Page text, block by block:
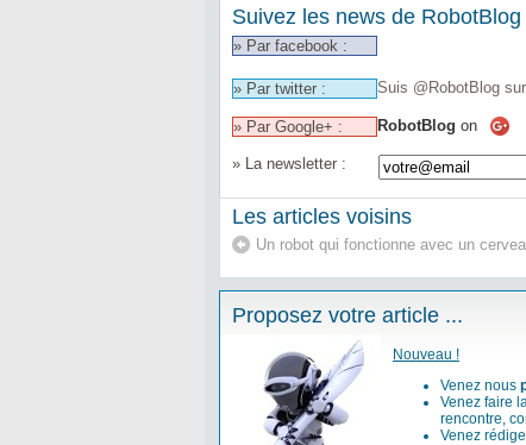
Suivez les news de RobotBlog
» Par facebook :
» Par twitter : Suis @RobotBlog
» Par Google+ : RobotBlog on
» La newsletter :
Les articles voisins
Un robot qui fonctionne avec un
Proposez votre article ...
Nouveau !
Venez nous
Venez faire
rencontre,
Venez